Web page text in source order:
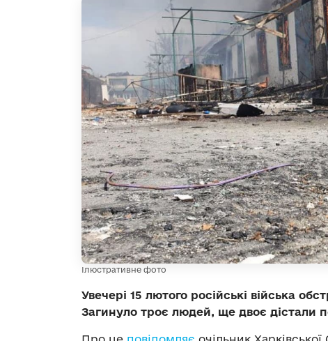
Ілюстративне фото
Увечері 15 лютого російські війська
Загинуло троє людей, ще двоє дістали